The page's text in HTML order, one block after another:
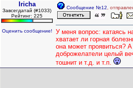
Iricha
Завсегдатай (#1033)
Рейтинг: 225
Оценить сообщение!
Сообщение №12 ,
У меня вопрос: катаясь
хватает ли горная
она может проявиться?
доброжелатели целый
тошнит и т.д. и т.п.